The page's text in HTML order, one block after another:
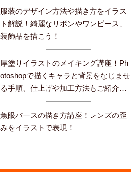
服装のデザイン方法や描き方をイラス
ト解説！綺麗なリボンやワンピース、
装飾品を描こう！
厚塗りイラストのメイキング講座！Ph
otoshopで描くキャラと背景をなじませ
る手順、仕上げや加工方法もご紹介し
ます。
魚眼パースの描き方講座！レンズの歪
みをイラストで表現！